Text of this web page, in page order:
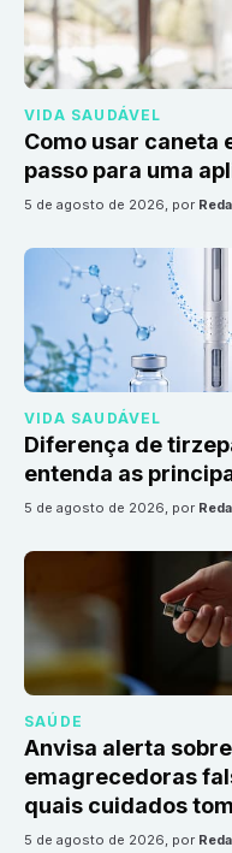
VIDA SAUDÁVEL
Como usar caneta
passo para uma
5 de agosto de 2026, por
VIDA SAUDÁVEL
Diferença de
entenda as
5 de agosto de 2026, por
SAÚDE
Anvisa alerta
emagrecedoras
quais cuidados
5 de agosto de 2026, por